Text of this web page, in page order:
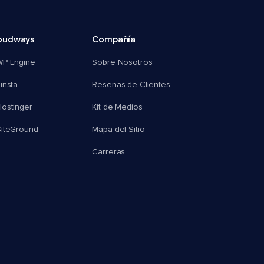
Engine
Compañía
Sobre Nosotros
Reseñas de Clientes
Kit de Medios
Mapa del Sitio
Carreras